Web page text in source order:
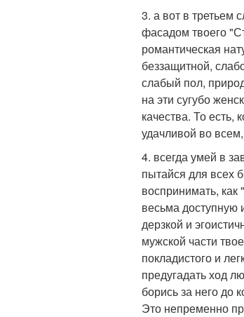
3. а вот в третьем
фасадом твоего
романтическая
беззащитной,
слабый пол,
на эти сугубо
качества. То
удачливой во
4. всегда умей в
пытайся для всех
воспринимать,
весьма доступную
дерзкой и
мужской части
покладистого и
предугадать ход
борись за него до
Это непременно